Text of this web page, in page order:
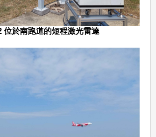
位於南跑道的短程激光雷達